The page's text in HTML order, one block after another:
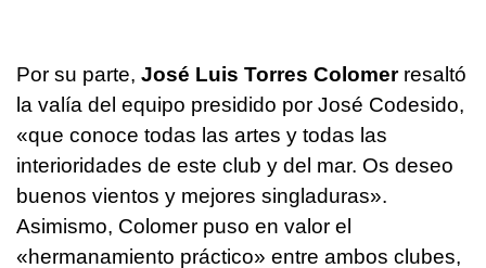
Por su parte, José Luis Torres Colomerresaltó
la valía del equipo presidido por José Codesido,
«que conoce todas las artes y todas las
interioridades de este club y del mar. Os deseo
buenos vientos y mejores singladuras».
Asimismo, Colomer puso en valor el
«hermanamiento práctico» entre ambos clubes,